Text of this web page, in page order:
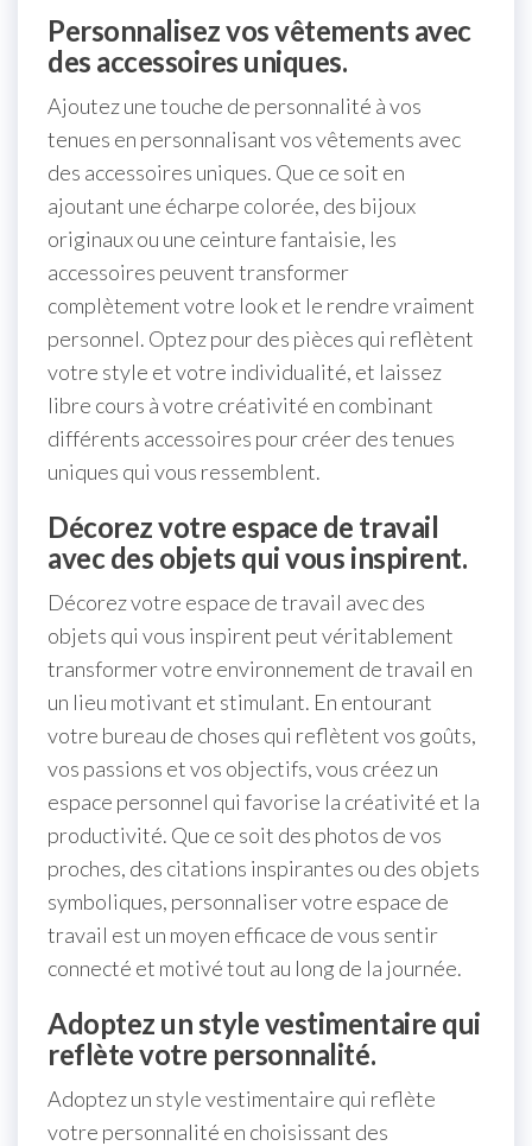
Personnalisez vos vêtements avec
des accessoires uniques.
Ajoutez une touche de personnalité à vos
tenues en personnalisant vos vêtements avec
des accessoires uniques. Que ce soit en
ajoutant une écharpe colorée, des bijoux
originaux ou une ceinture fantaisie, les
accessoires peuvent transformer
complètement votre look et le rendre vraiment
personnel. Optez pour des pièces qui reflètent
votre style et votre individualité, et laissez
libre cours à votre créativité en combinant
différents accessoires pour créer des tenues
uniques qui vous ressemblent.
Décorez votre espace de travail
avec des objets qui vous inspirent.
Décorez votre espace de travail avec des
objets qui vous inspirent peut véritablement
transformer votre environnement de travail en
un lieu motivant et stimulant. En entourant
votre bureau de choses qui reflètent vos goûts,
vos passions et vos objectifs, vous créez un
espace personnel qui favorise la créativité et la
productivité. Que ce soit des photos de vos
proches, des citations inspirantes ou des objets
symboliques, personnaliser votre espace de
travail est un moyen efficace de vous sentir
connecté et motivé tout au long de la journée.
Adoptez un style vestimentaire qui
reflète votre personnalité.
Adoptez un style vestimentaire qui reflète
votre personnalité en choisissant des